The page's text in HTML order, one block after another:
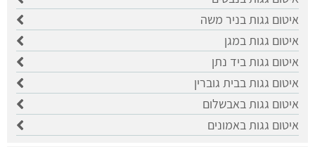
איטום גגות בניר משה
איטום גגות במגן
איטום גגות ביד נתן
איטום גגות בבית גוברין
איטום גגות באבשלום
איטום גגות באמונים